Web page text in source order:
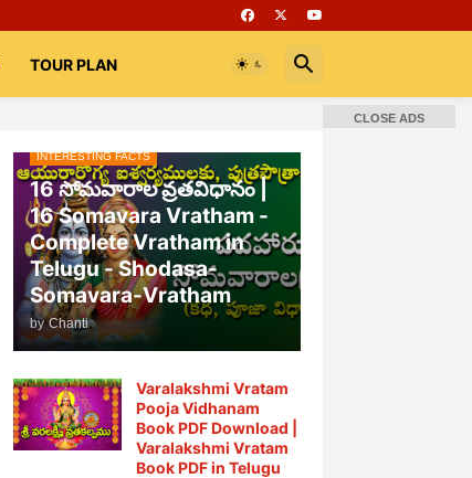
TOUR PLAN
📚 Books Rooms భగవద్గీత
INTERESTING FACTS
16 సోమవారాల వ్రతవిధానం |
16 Somavara Vratham -
Complete Vratham in
Telugu - Shodasa-
Somavara-Vratham
by Chanti
Varalakshmi Vratam
Pooja Vidhanam
Book PDF Download |
Varalakshmi Vratam
Book PDF in Telugu
CLOSE ADS